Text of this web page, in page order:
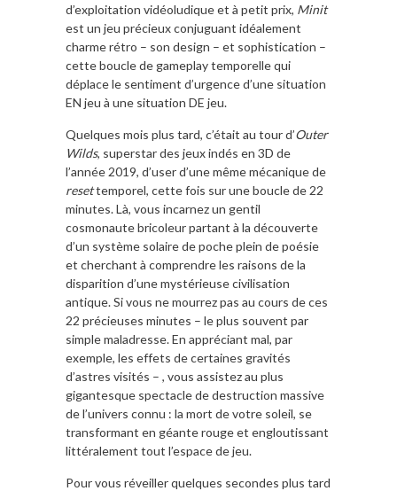
d’exploitation vidéoludique et à petit prix, Minit
est un jeu précieux conjuguant idéalement
charme rétro – son design – et sophistication –
cette boucle de gameplay temporelle qui
déplace le sentiment d’urgence d’une situation
EN jeu à une situation DE jeu.
Quelques mois plus tard, c’était au tour d’Outer
Wilds, superstar des jeux indés en 3D de
l’année 2019, d’user d’une même mécanique de
resettemporel, cette fois sur une boucle de 22
minutes. Là, vous incarnez un gentil
cosmonaute bricoleur partant à la découverte
d’un système solaire de poche plein de poésie
et cherchant à comprendre les raisons de la
disparition d’une mystérieuse civilisation
antique. Si vous ne mourrez pas au cours de ces
22 précieuses minutes – le plus souvent par
simple maladresse. En appréciant mal, par
exemple, les effets de certaines gravités
d’astres visités – , vous assistez au plus
gigantesque spectacle de destruction massive
de l’univers connu : la mort de votre soleil, se
transformant en géante rouge et engloutissant
littéralement tout l’espace de jeu.
Pour vous réveiller quelques secondes plus tard